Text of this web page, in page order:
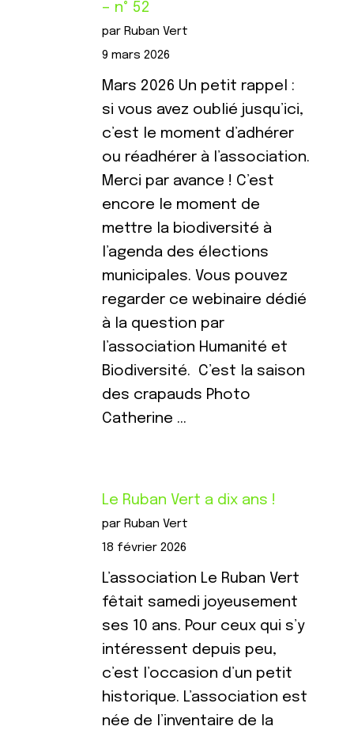
– n° 52
par Ruban Vert
9 mars 2026
Mars 2026 Un petit rappel :
si vous avez oublié jusqu’ici,
c’est le moment d’adhérer
ou réadhérer à l’association.
Merci par avance ! C’est
encore le moment de
mettre la biodiversité à
l’agenda des élections
municipales. Vous pouvez
regarder ce webinaire dédié
à la question par
l’association Humanité et
Biodiversité. C’est la saison
des crapauds Photo
Catherine …
Le Ruban Vert a dix ans !
par Ruban Vert
18 février 2026
L’association Le Ruban Vert
fêtait samedi joyeusement
ses 10 ans. Pour ceux qui s’y
intéressent depuis peu,
c’est l’occasion d’un petit
historique. L’association est
née de l’inventaire de la